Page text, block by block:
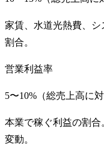
家賃、水道光熱費、
割合。
営業利益率
5〜10%（総売上高に対
本業で稼ぐ利益の割合
変動。